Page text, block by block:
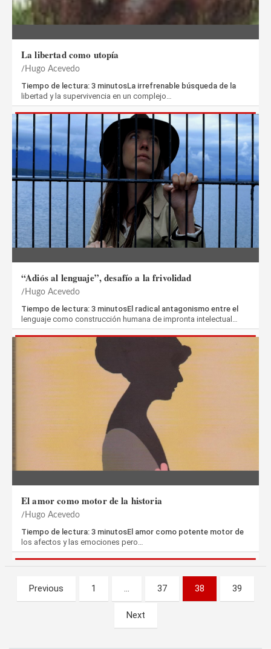
La libertad como utopía
Hugo Acevedo
Tiempo de lectura: 3 minutosLa irrefrenable búsqueda de la
libertad y la supervivencia en un complejo…
“Adiós al lenguaje”, desafío a la frivolidad
Hugo Acevedo
Tiempo de lectura: 3 minutosEl radical antagonismo entre el
lenguaje como construcción humana de impronta intelectual…
El amor como motor de la historia
Hugo Acevedo
Tiempo de lectura: 3 minutosEl amor como potente motor de
los afectos y las emociones pero…
Paginación
de
Previous 1 … 37 38 39
Next